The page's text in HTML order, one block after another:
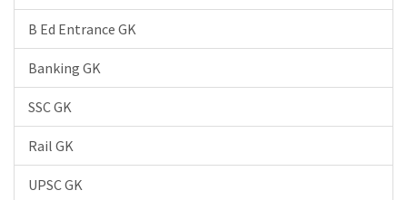
B Ed Entrance GK
Banking GK
SSC GK
Rail GK
UPSC GK